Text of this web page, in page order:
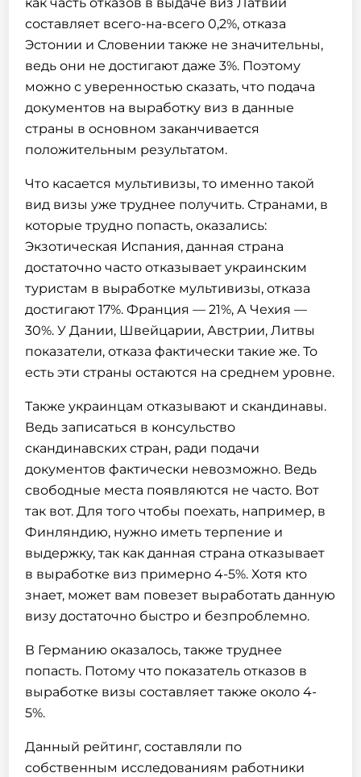
составляет всего-на-всего 0,2%, отказа
Эстонии и Словении также не значительны,
ведь они не достигают даже 3%. Поэтому
можно с уверенностью сказать, что подача
документов на выработку виз в данные
страны в основном заканчивается
положительным результатом.
Что касается мультивизы, то именно такой
вид визы уже труднее получить. Странами, в
которые трудно попасть, оказались:
Экзотическая Испания, данная страна
достаточно часто отказывает украинским
туристам в выработке мультивизы, отказа
достигают 17%. Франция — 21%, А Чехия —
30%. У Дании, Швейцарии, Австрии, Литвы
показатели, отказа фактически такие же. То
есть эти страны остаются на среднем уровне.
Также украинцам отказывают и скандинавы.
Ведь записаться в консульство
скандинавских стран, ради подачи
документов фактически невозможно. Ведь
свободные места появляются не часто. Вот
так вот. Для того чтобы поехать, например, в
Финляндию, нужно иметь терпение и
выдержку, так как данная страна отказывает
в выработке виз примерно 4-5%. Хотя кто
знает, может вам повезет выработать данную
визу достаточно быстро и безпроблемно.
В Германию оказалось, также труднее
попасть. Потому что показатель отказов в
выработке визы составляет также около 4-
5%.
Данный рейтинг, составляли по
собственным исследованиям работники